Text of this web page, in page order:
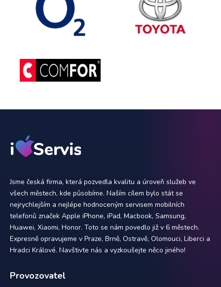
Jsme česká firma, která pozvedla kvalitu a úroveň služeb ve
všech městech, kde působíme. Naším cílem bylo stát se
nejrychlejším a nejlépe hodnoceným servisem mobilních
telefonů značek Apple iPhone, iPad, Macbook, Samsung,
Huawei, Xiaomi, Honor. Toto se nám povedlo již v 6 městech.
Expresně opravujeme v Praze, Brně, Ostravě, Olomouci, Liberci a
Hradci Králové. Navštivte nás a vyzkoušejte něco jiného!
Provozovatel